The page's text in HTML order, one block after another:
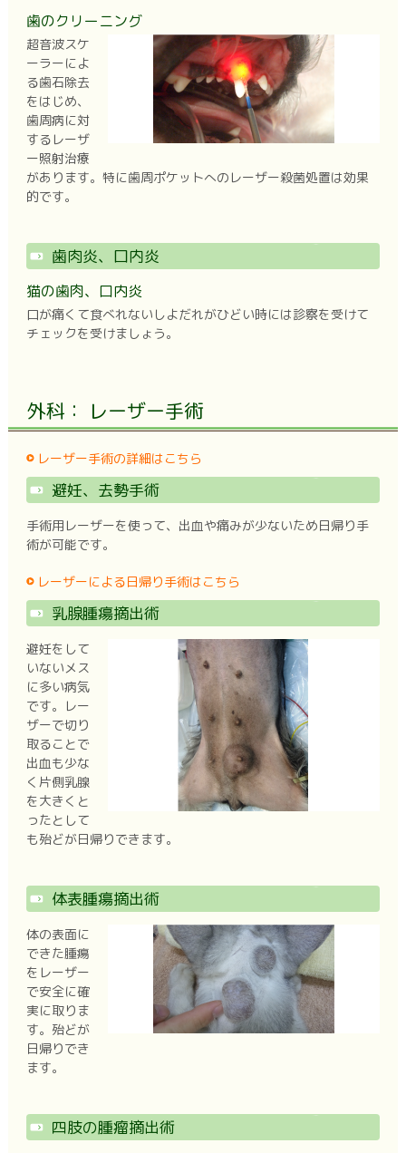
歯のクリーニング
超音波スケ
ーラーによ
る歯石除去
をはじめ、
歯周病に対
するレーザ
ー照射治療
があります。特に歯周ポケットへのレーザー殺菌処置は効果
的です。
歯肉炎、口内炎
猫の歯肉、口内炎
口が痛くて食べれないしよだれがひどい時には診察を受けて
チェックを受けましょう。
外科： レーザー手術
レーザー手術の詳細はこちら
避妊、去勢手術
手術用レーザーを使って、出血や痛みが少ないため日帰り手
術が可能です。
レーザーによる日帰り手術はこちら
乳腺腫瘍摘出術
避妊をして
いないメス
に多い病気
です。レー
ザーで切り
取ることで
出血も少な
く片側乳腺
を大きくと
ったとして
も殆どが日帰りできます。
体表腫瘍摘出術
体の表面に
できた腫瘍
をレーザー
で安全に確
実に取りま
す。殆どが
日帰りでき
ます。
四肢の腫瘤摘出術